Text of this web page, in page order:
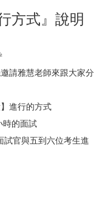
方式』說明
請雅慧老師來跟大家分
進行的方式
時的面試
試官與五到六位考生進